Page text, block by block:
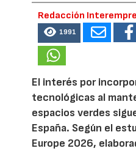
Redacción
1991
El interés por
tecnológicas al
espacios verdes
España. Según el
Europe 2026,